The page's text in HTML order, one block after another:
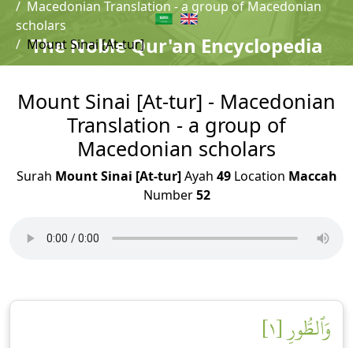
The Noble Qur'an Encyclopedia
Macedonian Translation - a group of Macedonian
scholars
Mount Sinai [At-tur]
Mount Sinai [At-tur] - Macedonian
Translation - a group of
Macedonian scholars
Surah Mount Sinai [At-tur]Ayah 49Location Maccah
Number52
وَٱلطُّورِ [١]